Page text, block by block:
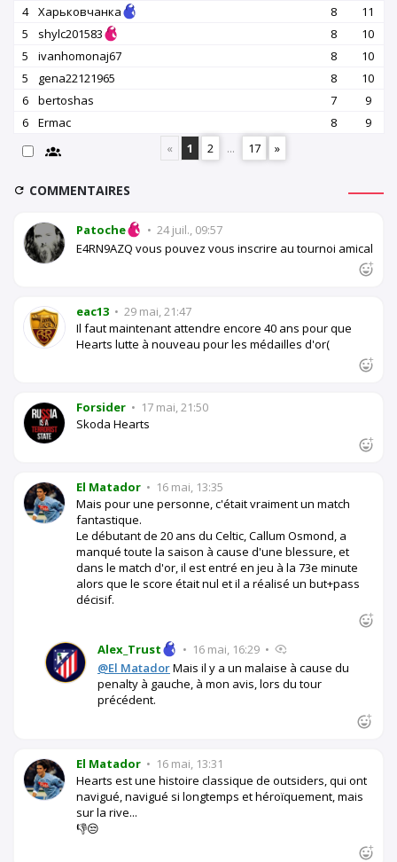
4 Харьковчанка 8
11
5
shylc201583 8
10
5
ivanhomonaj67 8
10
5
gena22121965 8
10
6
bertoshas 7
9
6
Ermac 8
9
«
1 2 ... 17 »
COMMENTAIRES
Patoche • 24 juil., 09:57
E4RN9AZQ vous pouvez vous inscrire au tournoi amical
eac13 • 29 mai, 21:47
Il faut maintenant attendre encore 40 ans pour que
Hearts lutte à nouveau pour les médailles d'or(
Forsider • 17 mai, 21:50
Skoda Hearts
El Matador • 16 mai, 13:35
Mais pour une personne, c'était vraiment un match
fantastique.
Le débutant de 20 ans du Celtic, Callum Osmond, a
manqué toute la saison à cause d'une blessure, et
dans le match d'or, il est entré en jeu à la 73e minute
alors que le score était nul et il a réalisé un but+pass
décisif.
Alex_Trust • 16 mai, 16:29 •
@El MatadorMais il y a un malaise à cause du
penalty à gauche, à mon avis, lors du tour
précédent.
El Matador • 16 mai, 13:31
Hearts est une histoire classique de outsiders, qui ont
navigué, navigué si longtemps et héroïquement, mais
sur la rive...
👎😒